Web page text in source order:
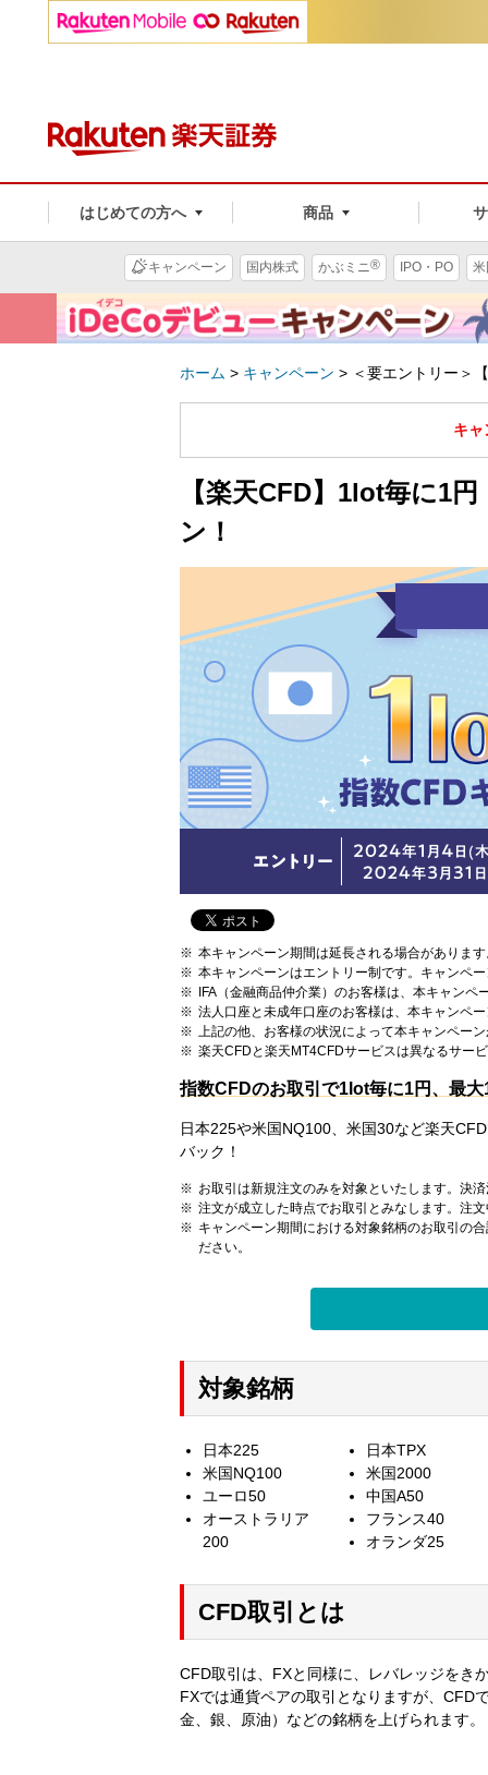
はじめての方へ 商品
キャンペーン 国内株式 かぶミニ® IPO・PO
ホーム > キャンペーン > ＜要エントリー＞
キャ
【楽天CFD】1lot毎に1
ン！
本キャンペーン期間は延長される場合があります
本キャンペーンはエントリー制です。キャンペ
IFA（金融商品仲介業）のお客様は、本キャンペ
法人口座と未成年口座のお客様は、本キャンペ
上記の他、お客様の状況によって本キャンペー
楽天CFDと楽天MT4CFDサービスは異なるサー
指数CFDのお取引で1lot毎に1円、最
日本225や米国NQ100、米国30など楽天
バック！
お取引は新規注文のみを対象といたします。決
注文が成立した時点でお取引とみなします。注
キャンペーン期間における対象銘柄のお取引の
ださい。
対象銘柄
日本225
米国NQ100
ユーロ50
オーストラリア
200
日本TPX
米国2000
中国A50
フランス40
オランダ25
CFD取引とは
CFD取引は、FXと同様に、レバレッジをき
FXでは通貨ペアの取引となりますが、CFD
金、銀、原油）などの銘柄を上げられます。